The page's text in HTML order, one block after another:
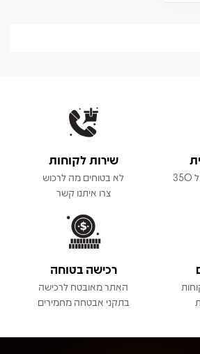
משלוח חינם בקניה מעל 350
שירות לקוחות
לא בטוחים מה לרכוש
צרו איתנו קשר
רכישה בטוחה
האתר מאובטח לרכישה
בתקני אבטחה מחמירים